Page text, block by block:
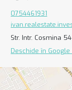
0754461931
Str. Intr. Cosmina
Deschide în Google